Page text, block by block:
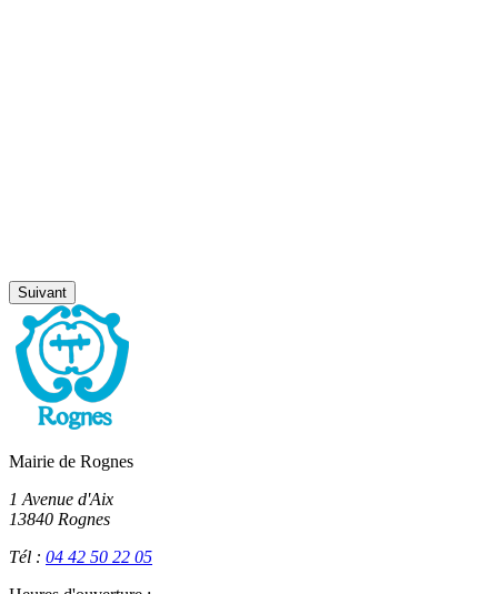
Suivant
Mairie de Rognes
1 Avenue d'Aix
13840 Rognes
Tél : 04 42 50 22 05